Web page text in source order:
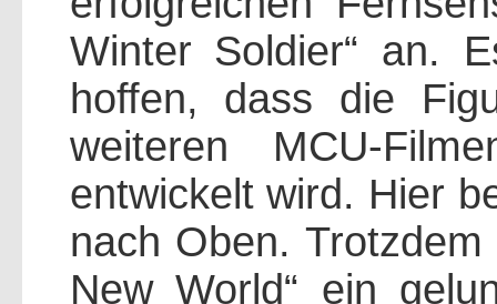
Winter Soldier“ an.
hoffen, dass die
weiteren MCU-
entwickelt wird. Hier
nach Oben.
New World“ ein